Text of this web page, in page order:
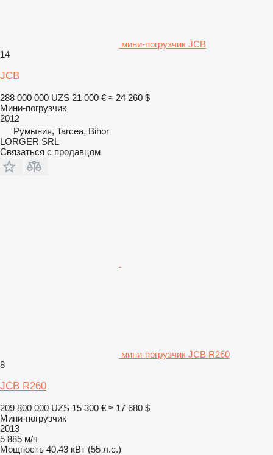
мини-погрузчик JCB
14
JCB
288 000 000 UZS 21 000 € ≈ 24 260 $
Мини-погрузчик
2012
Румыния, Tarcea, Bihor
LORGER SRL
Связаться с продавцом
мини-погрузчик JCB R260
8
JCB R260
209 800 000 UZS 15 300 € ≈ 17 680 $
Мини-погрузчик
2013
5 885 м/ч
Мощность 40.43 кВт (55 л.с.)